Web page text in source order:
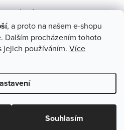
, a proto na našem e-shopu
Dalším procházením tohoto
jejich používáním. Více
Souhlasím
@uvlasku.cz
. Všechna práva vyhrazena.Upravit
cookies